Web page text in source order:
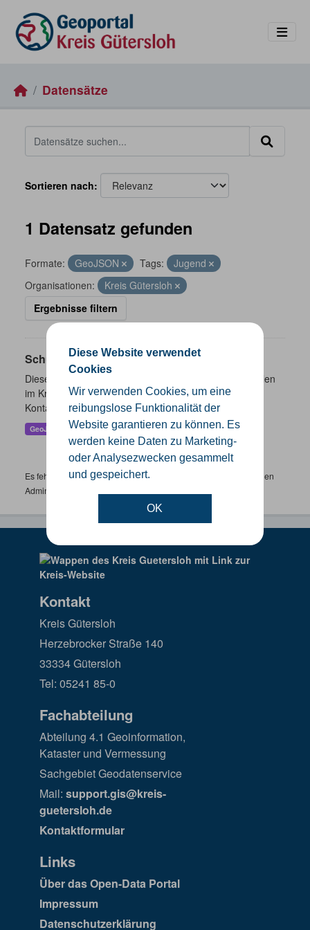
Diese Website verwendet
Cookies
Wir verwenden Cookies, um eine
reibungslose Funktionalität der
Website garantieren zu können. Es
werden keine Daten zu Marketing-
oder Analysezwecken gesammelt
und gespeichert.
OK
Datensätze
Sortieren nach
1 Datensatz gefunden
Formate: GeoJSON Tags:
Jugend
Organisationen:
Kreis Gütersloh
Ergebnisse filtern
Schulen
Dieser Datensatz beinhaltet eine Darstellung der Schulen
im Kreis Gütersloh mit Angaben zu Schulform,
Kontaktmöglichkeiten, Pausenzeiten und Schulträger.
GeoJSON SHP
Es fehlen spezifische Datensätze? Wenden Sie sich bitte an einen
Administrator unter:
Kontakt
Kreis Gütersloh
Herzebrocker Straße 140
33334 Gütersloh
Tel: 05241 85-0
Fachabteilung
Abteilung 4.1 Geoinformation,
Kataster und Vermessung
Sachgebiet Geodatenservice
Mail: support.gis@kreis-
guetersloh.de
Kontaktformular
Links
Über das Open-Data Portal
Impressum
Datenschutzerklärung